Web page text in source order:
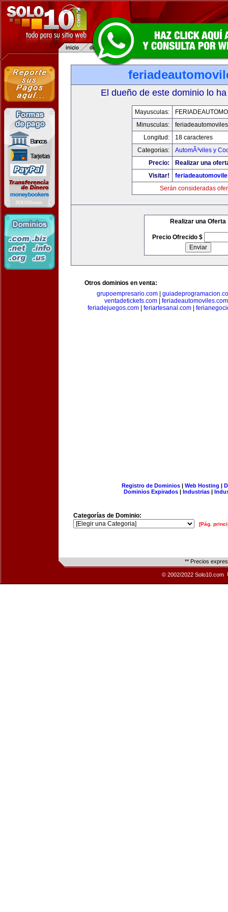
El dueño de este dominio lo
Mayusculas:
Minusculas:
Longitud:
18 caracteres
Categorias:
AutomÃ³viles y
Precio:
Realizar una
Visitar!
Serán consideradas
Realizar una Oferta
Precio Ofrecido $
Otros dominios en venta:
grupoempresario.com|
ventadetickets.com| feriadeautomoviles.com
feriadejuegos.com| feriartesanal.com|
Registro de Dominios| Web Hosting |
Dominios Expirados | Industrias |
Categorías de Dominio:
[Pág.
** Precios
© 2002/2022 Solo10.com